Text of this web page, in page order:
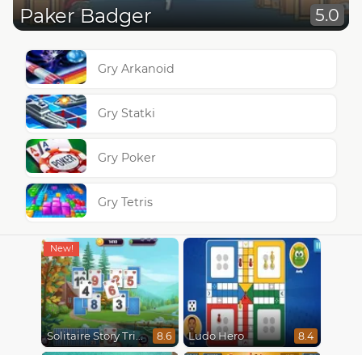
Paker Badger 5.0
Gry Arkanoid
Gry Statki
Gry Poker
Gry Tetris
Solitaire Story Tripeaks 4 8.6 Ludo Hero 8.4